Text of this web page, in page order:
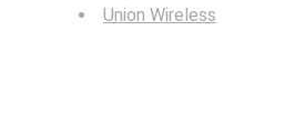
Union Wireless